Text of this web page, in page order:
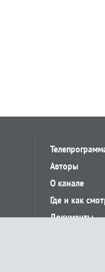
Авторы
О канале
Где и как
Документы